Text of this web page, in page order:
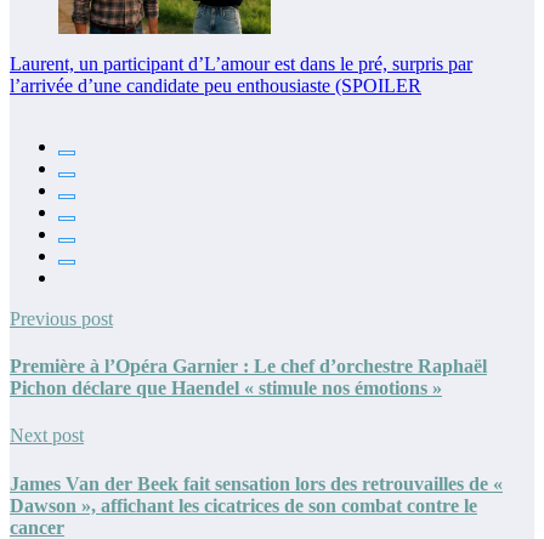
Laurent, un participant d’L’amour est dans le pré, surpris par
l’arrivée d’une candidate peu enthousiaste (SPOILER
Previous post
Première à l’Opéra Garnier : Le chef d’orchestre Raphaël
Pichon déclare que Haendel « stimule nos émotions »
Next post
James Van der Beek fait sensation lors des retrouvailles de «
Dawson », affichant les cicatrices de son combat contre le
cancer